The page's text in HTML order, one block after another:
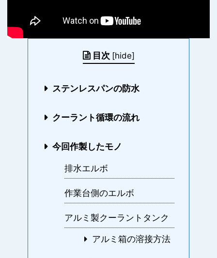
目次 [hide]
ステンレスパンの防水
クーラント循環の流れ
今回作製したモノ
排水エルボ
作業台側のエルボ
アルミ製クーラントタンク
アルミ箱の溶接方法